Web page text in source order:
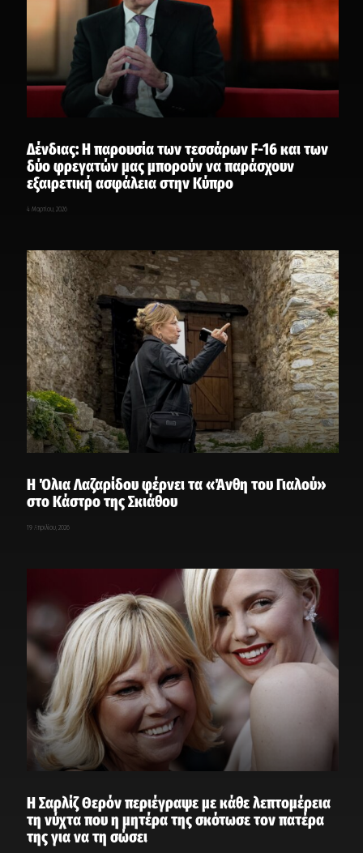
Δένδιας: Η παρουσία των τεσσάρων F-16 και των
δύο φρεγατών μας μπορούν να παράσχουν
εξαιρετική ασφάλεια στην Κύπρο
4 Μαρτίου, 2026
Η Όλια Λαζαρίδου φέρνει τα «Άνθη του Γιαλού»
στο Κάστρο της Σκιάθου
19 Απριλίου, 2026
Η Σαρλίζ Θερόν περιέγραψε με κάθε λεπτομέρεια
τη νύχτα που η μητέρα της σκότωσε τον πατέρα
της για να τη σώσει